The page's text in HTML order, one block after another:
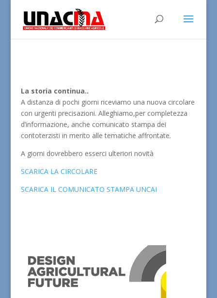
La storia continua..
A distanza di pochi giorni riceviamo una nuova circolare
con urgenti precisazioni. Alleghiamo,per completezza
d’informazione, anche comunicato stampa dei
contoterzisti in merito alle tematiche affrontate.
A giorni dovrebbero esserci ulteriori novità
SCARICA LA CIRCOLARE
SCARICA IL COMUNICATO STAMPA UNCAI